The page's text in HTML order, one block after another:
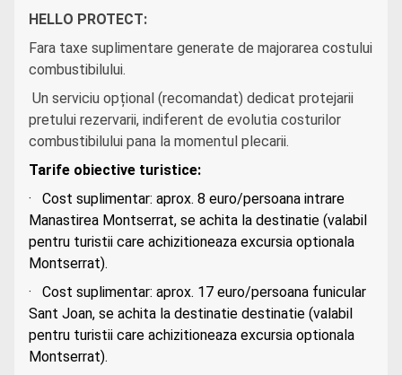
HELLO PROTECT:
Fara taxe suplimentare generate de majorarea costului
combustibilului.
Un serviciu opțional (recomandat) dedicat protejarii
pretului rezervarii, indiferent de evolutia costurilor
combustibilului pana la momentul plecarii.
Tarife obiective turistice:
· Cost suplimentar: aprox. 8 euro/persoana intrare
Manastirea Montserrat, se achita la destinatie (valabil
pentru turistii care achizitioneaza excursia optionala
Montserrat).
· Cost suplimentar: aprox. 17 euro/persoana funicular
Sant Joan, se achita la destinatie destinatie (valabil
pentru turistii care achizitioneaza excursia optionala
Montserrat).